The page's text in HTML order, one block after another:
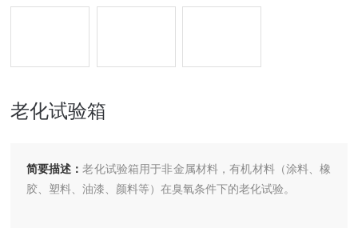
老化试验箱
简要描述：老化试验箱用于非金属材料，有机材料（涂料、橡
胶、塑料、油漆、颜料等）在臭氧条件下的老化试验。